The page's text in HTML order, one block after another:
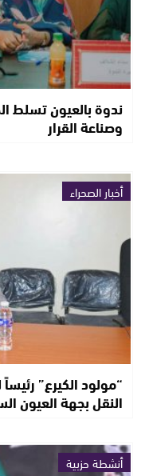
ندوة بالعيون تسلط
وصناعة القرار
أخبار الصحراء
“مولود الكيرع”
النقل بجهة العيون
أنشطة حزبية